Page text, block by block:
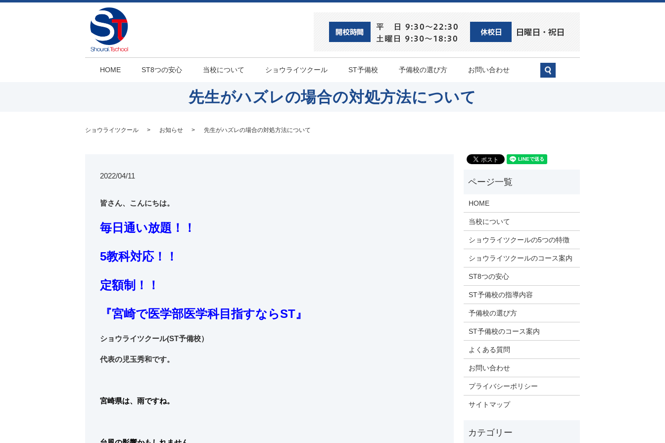
HOME ST8つの安心 当校について ショウライツクール ST予備校 予備校の選び方 お問い合わせ
search
先生がハズレの場合の対処方法について
ショウライツクール お知らせ 先生がハズレの場合の対処方法について
2022/04/11
皆さん、こんにちは。
毎日通い放題！！
5教科対応！！
定額制！！
『宮崎で医学部医学科目指すならST』
ショウライツクール(ST予備校）
代表の児玉秀和です。
宮崎県は、雨ですね。
HOME
当校について
ショウライツクールの5つの特徴
ショウライツクールのコース案内
ST8つの安心
ST予備校の指導内容
予備校の選び方
ST予備校のコース案内
よくある質問
お問い合わせ
プライバシーポリシー
サイトマップ